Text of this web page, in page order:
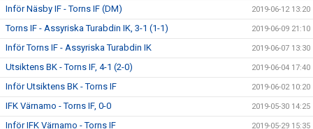
Inför Näsby IF - Torns IF (DM) 2019-06-12 13:20
Torns IF - Assyriska Turabdin IK, 3-1 (1-1) 2019-06-09 21:10
Inför Torns IF - Assyriska Turabdin IK 2019-06-07 13:30
Utsiktens BK - Torns IF, 4-1 (2-0) 2019-06-04 17:40
Inför Utsiktens BK - Torns IF 2019-06-02 10:20
IFK Värnamo - Torns IF, 0-0 2019-05-30 14:25
Inför IFK Värnamo - Torns IF 2019-05-29 15:35